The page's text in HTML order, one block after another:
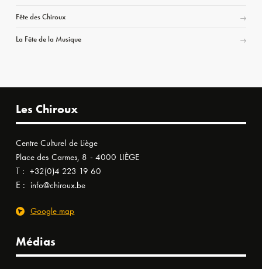
Fête des Chiroux
La Fête de la Musique
Les Chiroux
Centre Culturel de Liège
Place des Carmes, 8 - 4000 LIÈGE
T : +32(0)4 223 19 60
E : info@chiroux.be
Google map
Médias